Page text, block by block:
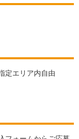
定エリア内自由